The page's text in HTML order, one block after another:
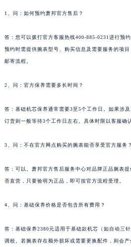
1、问：如何预约萧邦官方售后？
答：您可以拨打官方客服热线400-885-0231进行预
预约时需提供腕表型号、购买信息及需要服务的项
邮寄流程。
2、问：官方保养需要多长时间？
答：基础机芯保养通常需要3至5个工作日。如果涉
订货则一般等待3个工作日左右。具体时限以客服确
3、问：不在官方网点购买的腕表能否享受官方服务？
答：可以。萧邦官方售后服务中心对品牌正品腕表
否直营，只要验明为正品，即可按官方流程受理。
4、问：基础保养价格是否包含所有费用？
答：基础保养2380元适用于基础款机芯（如自动三
调校。若腕表存在额外损坏或需要更换配件，则会